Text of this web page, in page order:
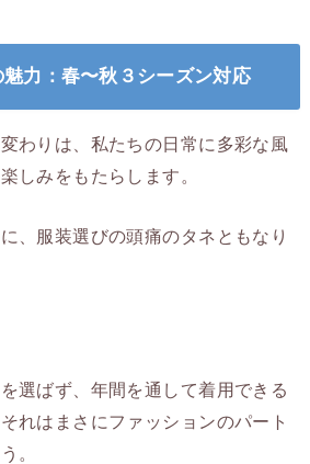
力：春〜秋３シーズン対応
わりは、私たちの日常に多彩な風
しみをもたらします。
、服装選びの頭痛のタネともなり
選ばず、年間を通して着用できる
れはまさにファッションのパート
。